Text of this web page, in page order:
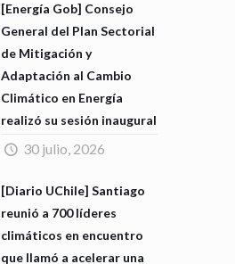
[Energía Gob] Consejo
General del Plan Sectorial
de Mitigación y
Adaptación al Cambio
Climático en Energía
realizó su sesión inaugural
30 julio, 2026
[Diario UChile] Santiago
reunió a 700 líderes
climáticos en encuentro
que llamó a acelerar una